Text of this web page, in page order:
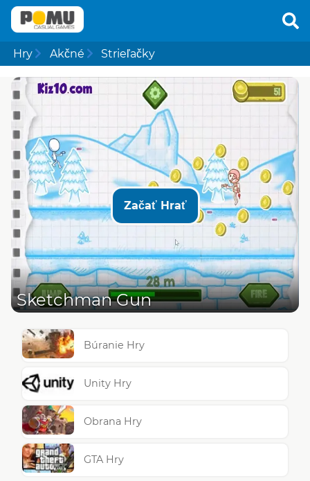
Hry Akčné Strieľačky
Začať Hrať
Sketchman Gun
Búranie Hry
Unity Hry
Obrana Hry
GTA Hry